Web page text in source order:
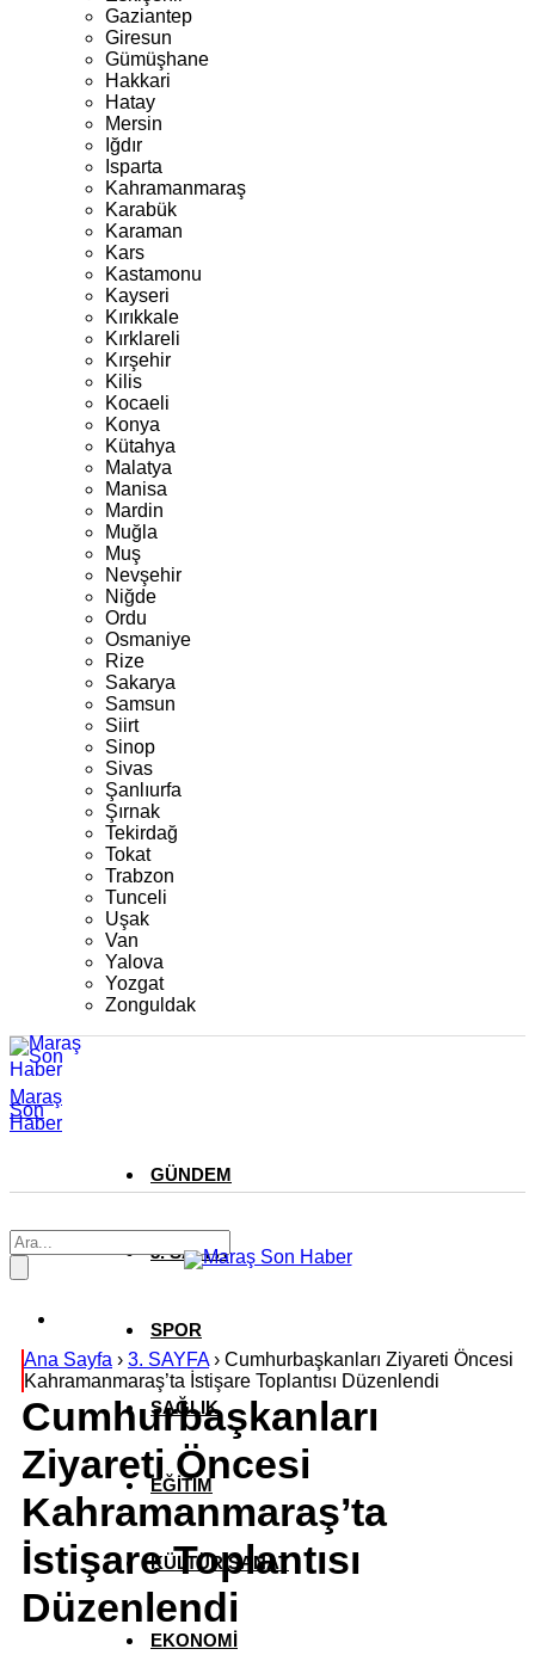
Gaziantep
Giresun
Gümüşhane
Hakkari
Hatay
Mersin
Iğdır
Isparta
Kahramanmaraş
Karabük
Karaman
Kars
Kastamonu
Kayseri
Kırıkkale
Kırklareli
Kırşehir
Kilis
Kocaeli
Konya
Kütahya
Malatya
Manisa
Mardin
Muğla
Muş
Nevşehir
Niğde
Ordu
Osmaniye
Rize
Sakarya
Samsun
Siirt
Sinop
Sivas
Şanlıurfa
Şırnak
Tekirdağ
Tokat
Trabzon
Tunceli
Uşak
Van
Yalova
Yozgat
Zonguldak
Maraş
Son
Haber
GÜNDEM
3. SAYFA
SPOR
SAĞLIK
EĞİTİM
KÜLTÜR SANAT
EKONOMİ
Ana Sayfa › 3. SAYFA› Cumhurbaşkanları Ziyareti Öncesi
Kahramanmaraş’ta İstişare Toplantısı Düzenlendi
Cumhurbaşkanları
Ziyareti Öncesi
Kahramanmaraş’ta
İstişare Toplantısı
Düzenlendi